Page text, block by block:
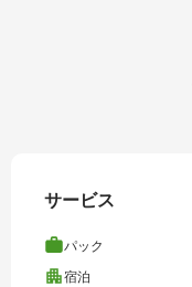
サービス
パック
宿泊